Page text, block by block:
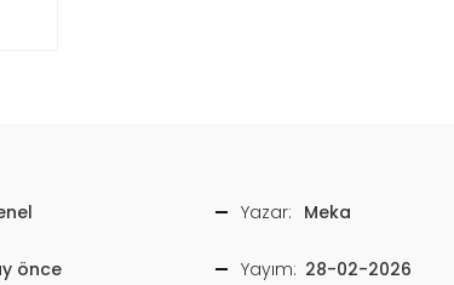
Yazar: Meka
önce Yayım: 28-02-2026